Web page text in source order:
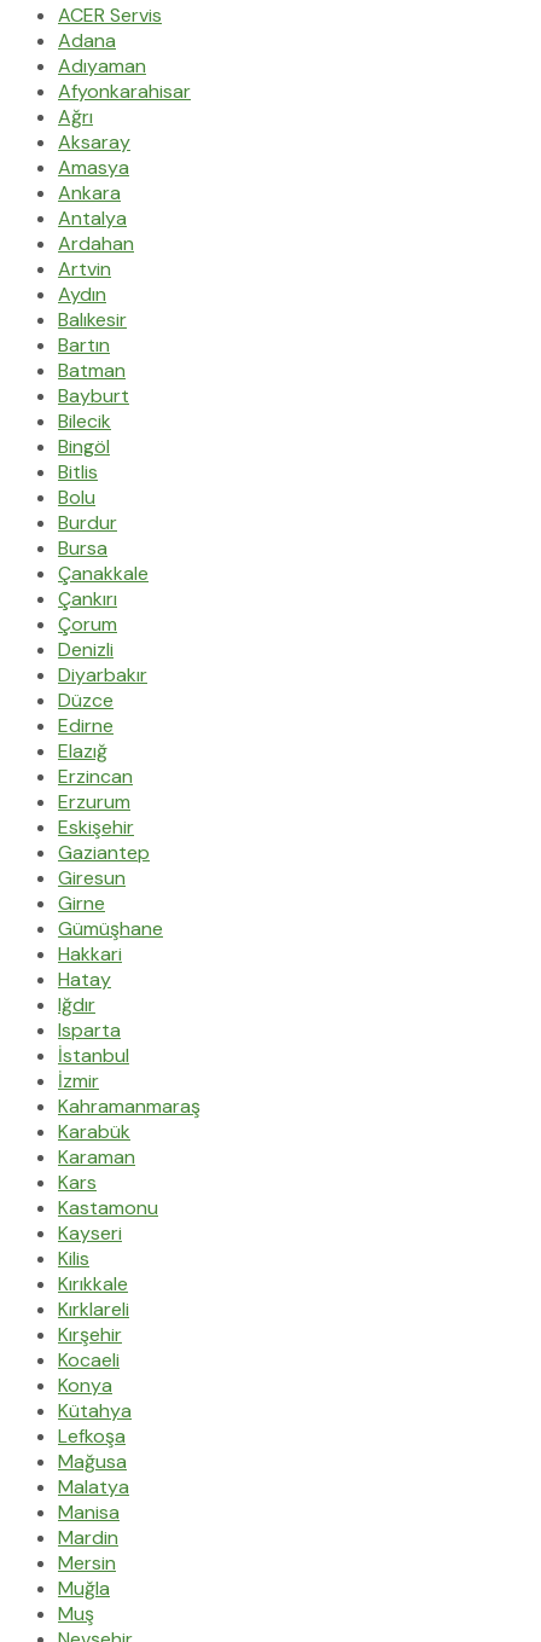
ACER Servis
Adana
Adıyaman
Afyonkarahisar
Ağrı
Aksaray
Amasya
Ankara
Antalya
Ardahan
Artvin
Aydın
Balıkesir
Bartın
Batman
Bayburt
Bilecik
Bingöl
Bitlis
Bolu
Burdur
Bursa
Çanakkale
Çankırı
Çorum
Denizli
Diyarbakır
Düzce
Edirne
Elazığ
Erzincan
Erzurum
Eskişehir
Gaziantep
Giresun
Girne
Gümüşhane
Hakkari
Hatay
Iğdır
Isparta
İstanbul
İzmir
Kahramanmaraş
Karabük
Karaman
Kars
Kastamonu
Kayseri
Kilis
Kırıkkale
Kırklareli
Kırşehir
Kocaeli
Konya
Kütahya
Lefkoşa
Mağusa
Malatya
Manisa
Mardin
Mersin
Muğla
Muş